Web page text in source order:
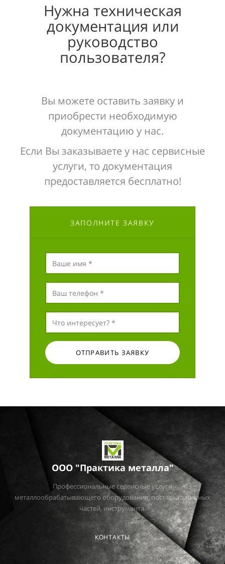
Нужна техническая
документация или
руководство
пользователя?
Вы можете оставить заявку и
приобрести необходимую
документацию у нас.
Если Вы заказываете у нас сервисные
услуги, то документация
предоставляется бесплатно!
ЗАПОЛНИТЕ ЗАЯВКУ
ОТПРАВИТЬ ЗАЯВКУ
ООО "Практика металла"
Профессиональные сервисные услуги
металлообрабатывающего оборудования; поставка запасных
частей, инструмента.
КОНТАКТЫ